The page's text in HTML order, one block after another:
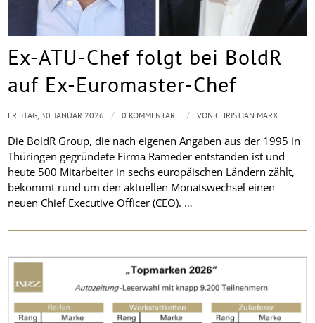
Ex-ATU-Chef folgt bei BoldR
auf Ex-Euromaster-Chef
Die BoldR Group, die nach eigenen Angaben aus der 1995 in
Thüringen gegründete Firma Rameder entstanden ist und
heute 500 Mitarbeiter in sechs europäischen Ländern zählt,
bekommt rund um den aktuellen Monatswechsel einen
neuen Chief Executive Officer (CEO). …
FREITAG, 30. JANUAR 2026 / 0 KOMMENTARE / VONCHRISTIAN MARX